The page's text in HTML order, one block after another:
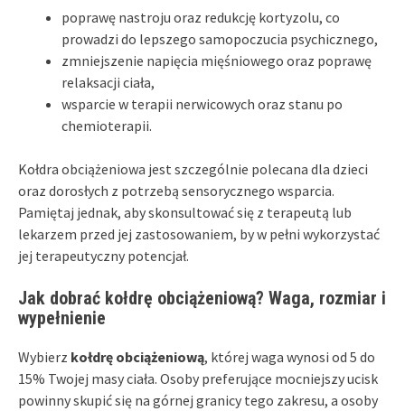
poprawę nastroju oraz redukcję kortyzolu, co
prowadzi do lepszego samopoczucia psychicznego,
zmniejszenie napięcia mięśniowego oraz poprawę
relaksacji ciała,
wsparcie w terapii nerwicowych oraz stanu po
chemioterapii.
Kołdra obciążeniowa jest szczególnie polecana dla dzieci
oraz dorosłych z potrzebą sensorycznego wsparcia.
Pamiętaj jednak, aby skonsultować się z terapeutą lub
lekarzem przed jej zastosowaniem, by w pełni wykorzystać
jej terapeutyczny potencjał.
Jak dobrać kołdrę obciążeniową? Waga, rozmiar i
wypełnienie
Wybierz kołdrę obciążeniową, której waga wynosi od 5 do
15% Twojej masy ciała. Osoby preferujące mocniejszy ucisk
powinny skupić się na górnej granicy tego zakresu, a osoby